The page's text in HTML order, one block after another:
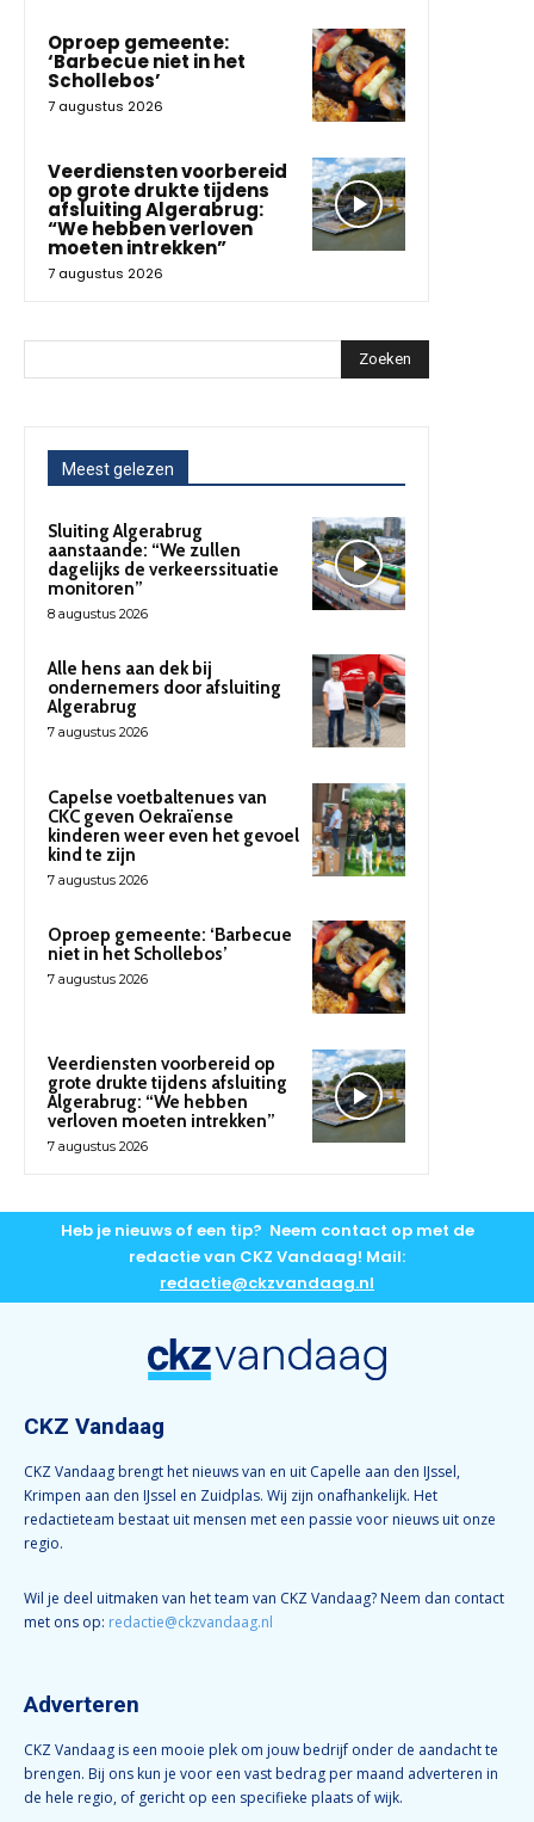
Oproep gemeente:
‘Barbecue niet in het
Schollebos’
7 augustus 2026
Veerdiensten voorbereid
op grote drukte tijdens
afsluiting Algerabrug:
“We hebben verloven
moeten intrekken”
7 augustus 2026
Zoeken
Meest gelezen
Sluiting Algerabrug
aanstaande: “We zullen
dagelijks de verkeerssituatie
monitoren”
8 augustus 2026
Alle hens aan dek bij
ondernemers door afsluiting
Algerabrug
7 augustus 2026
Capelse voetbaltenues van
CKC geven Oekraïense
kinderen weer even het gevoel
kind te zijn
7 augustus 2026
Oproep gemeente: ‘Barbecue
niet in het Schollebos’
7 augustus 2026
Veerdiensten voorbereid op
grote drukte tijdens afsluiting
Algerabrug: “We hebben
verloven moeten intrekken”
7 augustus 2026
Heb je nieuws of een tip? Neem contact op met de
redactie van CKZ Vandaag! Mail:
redactie@ckzvandaag.nl
CKZ Vandaag
CKZ Vandaag brengt het nieuws van en uit Capelle aan den IJssel,
Krimpen aan den IJssel en Zuidplas. Wij zijn onafhankelijk. Het
redactieteam bestaat uit mensen met een passie voor nieuws uit onze
regio.
Wil je deel uitmaken van het team van CKZ Vandaag? Neem dan contact
met ons op: redactie@ckzvandaag.nl
Adverteren
CKZ Vandaag is een mooie plek om jouw bedrijf onder de aandacht te
brengen. Bij ons kun je voor een vast bedrag per maand adverteren in
de hele regio, of gericht op een specifieke plaats of wijk.